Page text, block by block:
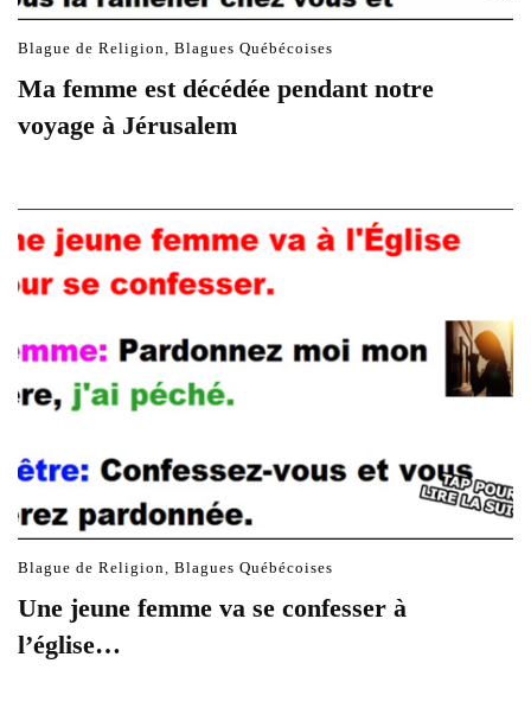
Blague de Religion Blagues Québécoises
Ma femme est décédée pendant notre
voyage à Jérusalem
Blague de Religion Blagues Québécoises
Une jeune femme va se confesser à
l’église…